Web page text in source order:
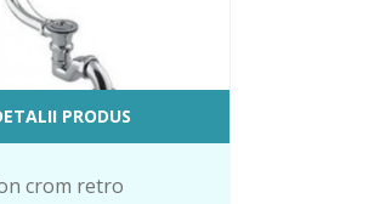
PRODUS
crom retro